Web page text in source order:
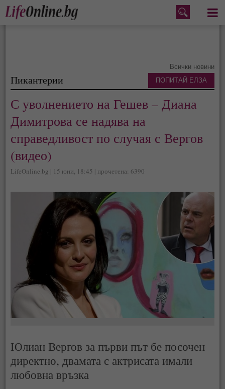
Меню
Всички новини
Пикантерии
С уволнението на Гешев – Диана
Димитрова се надява на
справедливост по случая с Вергов
(видео)
LifeOnline.bg | 15 юни, 18:45 | прочетена: 6390
Юлиан Вергов за първи път бе посочен
директно, двамата с актрисата имали
любовна връзка
ПОПИТАЙ ЕЛЗА